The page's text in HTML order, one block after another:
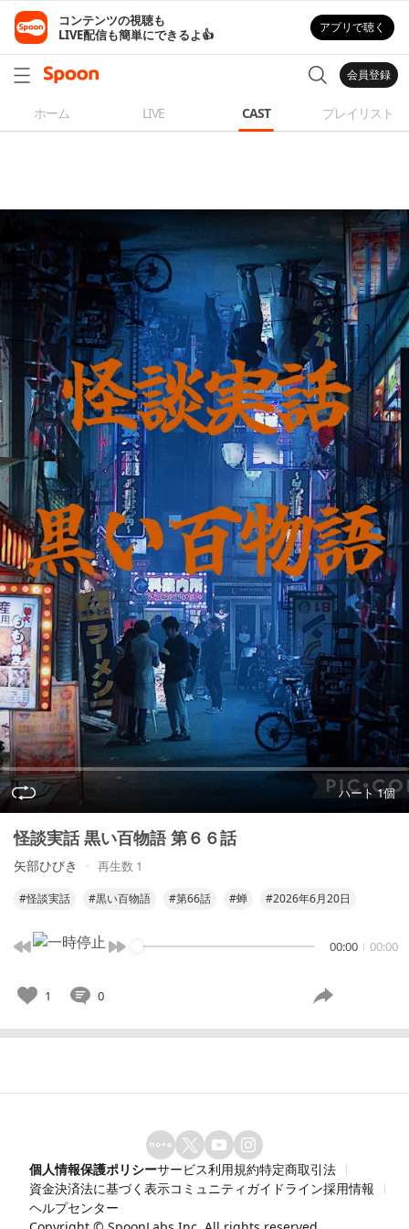
コンテンツの視聴も
LIVE配信も簡単にできるよ👍
アプリで聴く
会員登録
ホーム LIVE CAST プレイリスト
ハート 1個
怪談実話 黒い百物語 第６６話
矢部ひびき 再生数 1
#怪談実話 #黒い百物語 #第66話 #蝉 #2026年6月20日
00:00 00:00
1 0
個人情報保護ポリシーサービス利用規約特定商取引法
資金決済法に基づく表示コミュニティガイドライン採用情報
ヘルプセンター